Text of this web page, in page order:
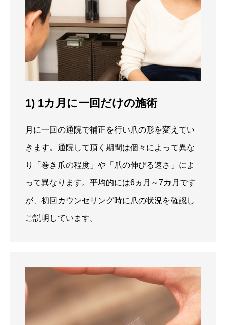
1) 1カ月に一回だけの施術
月に一回の通院で補正を行い爪の形を変えてい
きます。通院して頂く期間は個々によって異な
り「巻き爪の程度」や「爪の伸びる速さ」によ
って異なります。平均的には6ヵ月～7カ月です
が、初回カウンセリング時に爪の状況を確認し
ご説明しています。